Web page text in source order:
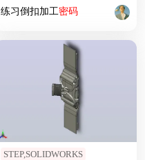
练习倒扣加工密码
STEP,SOLIDWORKS